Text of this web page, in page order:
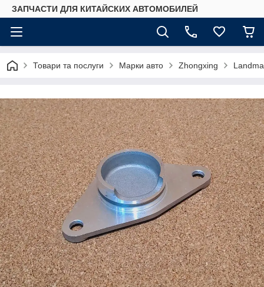
ЗАПЧАСТИ ДЛЯ КИТАЙСКИХ АВТОМОБИЛЕЙ
Товари та послуги Марки авто Zhongxing